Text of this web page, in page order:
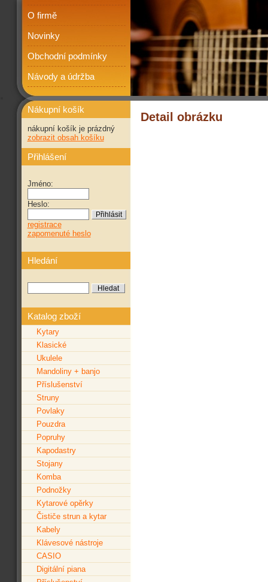
O firmě
Novinky
Obchodní podmínky
Návody a údržba
Nákupní košík
nákupní košík je prázdný
zobrazit obsah košíku
Přihlášení
Jméno:
Heslo:
registrace
zapomenuté heslo
Hledání
Katalog zboží
Kytary
Klasické
Ukulele
Mandoliny + banjo
Příslušenství
Struny
Povlaky
Pouzdra
Popruhy
Kapodastry
Stojany
Komba
Podnožky
Kytarové opěrky
Čističe strun a kytar
Kabely
Klávesové nástroje
CASIO
Digitální piana
Detail obrázku